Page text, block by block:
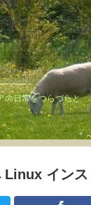
の日常をつらづらと
Linux インス